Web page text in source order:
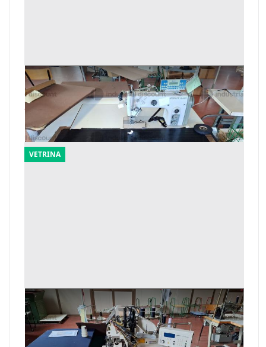
113#9770 Macchina da cucire
Matelica (Macerata)
Offerta minima
2.048 €
VETRINA
118#9770 Macchina da cucire
Offerta minima
5.120 €